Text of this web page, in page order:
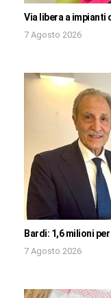
Via libera a impianti
7 Agosto 2026
Bardi: 1,6 milioni
7 Agosto 2026